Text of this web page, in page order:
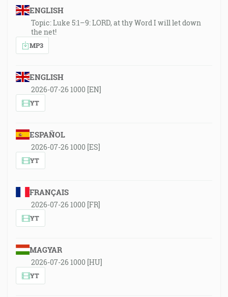
ENGLISH
Topic: Luke 5:1–9: LORD, at thy Word I will let down
the net!
MP3
ENGLISH
2026-07-26 1000 [EN]
YT
ESPAÑOL
2026-07-26 1000 [ES]
YT
FRANÇAIS
2026-07-26 1000 [FR]
YT
MAGYAR
2026-07-26 1000 [HU]
YT